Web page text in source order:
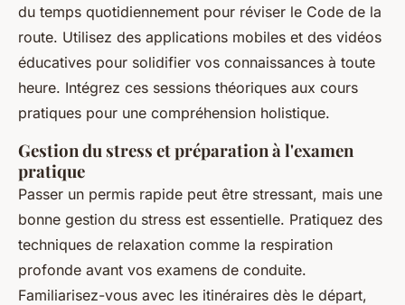
du temps quotidiennement pour réviser le Code de la
route. Utilisez des applications mobiles et des vidéos
éducatives pour solidifier vos connaissances à toute
heure. Intégrez ces sessions théoriques aux cours
pratiques pour une compréhension holistique.
Gestion du stress et préparation à l'examen
pratique
Passer un permis rapide peut être stressant, mais une
bonne gestion du stress est essentielle. Pratiquez des
techniques de relaxation comme la respiration
profonde avant vos examens de conduite.
Familiarisez-vous avec les itinéraires dès le départ,